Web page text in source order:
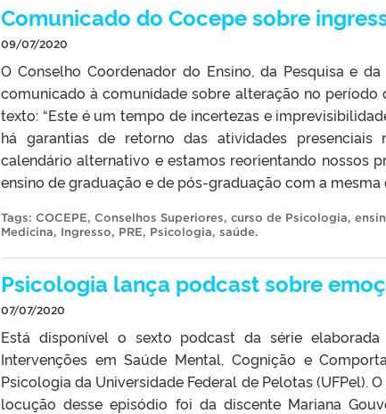
Comunicado do Cocepe sobre
09/07/2020
O Conselho Coordenador do Ensino, da Pesquisa e
comunicado à comunidade sobre alteração no período
texto: “Este é um tempo de incertezas e
há garantias de retorno das atividades
calendário alternativo e estamos reorientando nossos
ensino de graduação e de pós-graduação com a
Tags: COCEPE, Conselhos Superiores, curso de Psicologia,
Medicina, Ingresso, PRE, Psicologia, saúde.
Psicologia lança podcast sobre
07/07/2020
Está disponível o sexto podcast da série
Intervenções em Saúde Mental, Cognição e
Psicologia da Universidade Federal de Pelotas (UFPel).
locução desse episódio foi da discente Mariana